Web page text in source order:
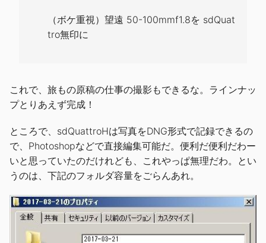
（ボケ重視）望遠 50-100mmf1.8を sdQuat
tro無印に
これで、旅もの原稿の仕事の撮影もできるな。ラインナッ
プとりあえず完成！
ところで、sdQuattroHは写真をDNG形式で記録できるの
で、Photoshopなどで直接編集可能だ。便利だ便利だわー
いと思っていたのだけれども、これやっぱ無理だわ。とい
うのは、下記のフォルダ容量をごらんあれ。